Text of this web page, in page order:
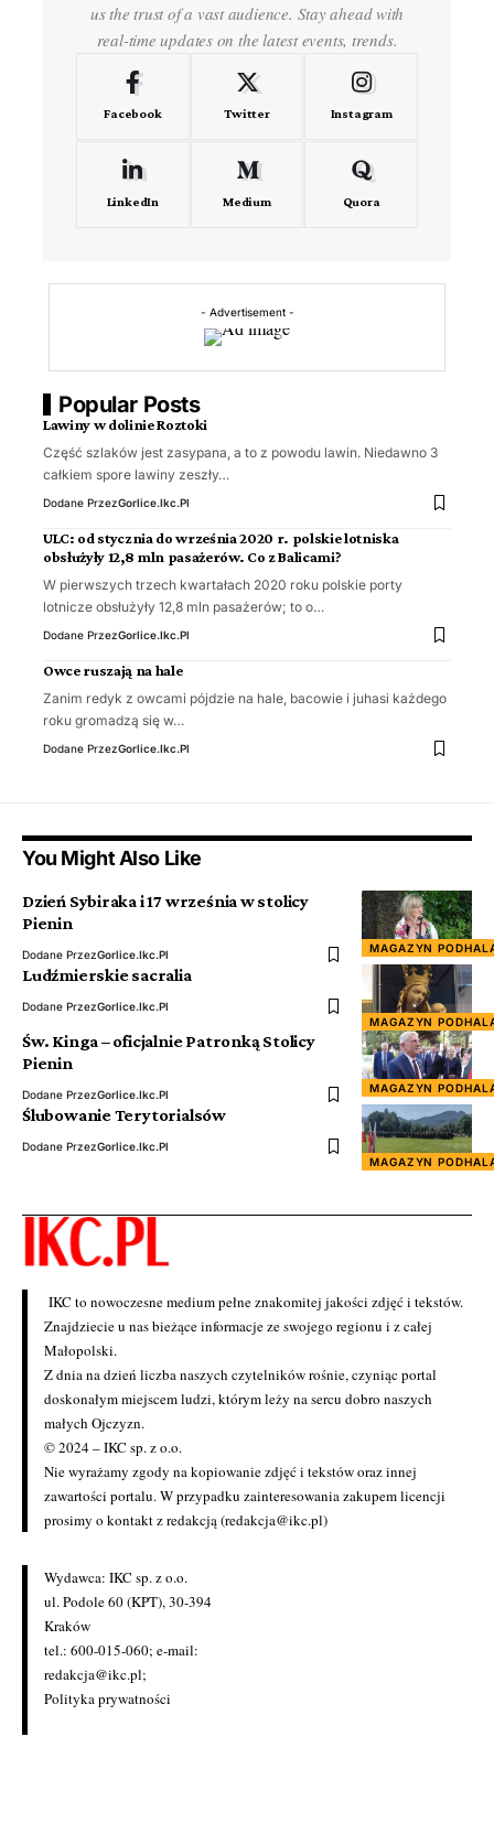
us the trust of a vast audience. Stay ahead with
real-time updates on the latest events, trends.
Facebook Twitter Instagram
LinkedIn Medium Quora
- Advertisement -
Popular Posts
Lawiny w dolinie Roztoki
Część szlaków jest zasypana, a to z powodu lawin. Niedawno 3
całkiem spore lawiny zeszły…
Dodane PrzezGorlice.ikc.pl
ULC: od stycznia do września 2020 r. polskie lotniska
obsłużyły 12,8 mln pasażerów. Co z Balicami?
W pierwszych trzech kwartałach 2020 roku polskie porty
lotnicze obsłużyły 12,8 mln pasażerów; to o…
Dodane PrzezGorlice.ikc.pl
Owce ruszają na hale
Zanim redyk z owcami pójdzie na hale, bacowie i juhasi każdego
roku gromadzą się w…
Dodane PrzezGorlice.ikc.pl
You Might Also Like
MAGAZYN
Dzień Sybiraka i 17 września w stolicy
Pienin
Dodane PrzezGorlice.ikc.pl
MAGAZYN
Ludźmierskie sacralia
Dodane PrzezGorlice.ikc.pl
MAGAZYN
Św. Kinga – oficjalnie Patronką Stolicy
Pienin
Dodane PrzezGorlice.ikc.pl
MAGAZYN
Ślubowanie Terytorialsów
Dodane PrzezGorlice.ikc.pl
IKC to nowoczesne medium pełne znakomitej jakości zdjęć i tekstów.
Znajdziecie u nas bieżące informacje ze swojego regionu i z całej
Małopolski.
Z dnia na dzień liczba naszych czytelników rośnie, czyniąc portal
doskonałym miejscem ludzi, którym leży na sercu dobro naszych
małych Ojczyzn.
© 2024 – IKC sp. z o.o.
Nie wyrażamy zgody na kopiowanie zdjęć i tekstów oraz innej
zawartości portalu. W przypadku zainteresowania zakupem licencji
prosimy o kontakt z redakcją (redakcja@ikc.pl)
Wydawca: IKC sp. z o.o.
ul. Podole 60 (KPT), 30-394
Kraków
tel.: 600-015-060; e-mail:
redakcja@ikc.pl;
Polityka prywatności